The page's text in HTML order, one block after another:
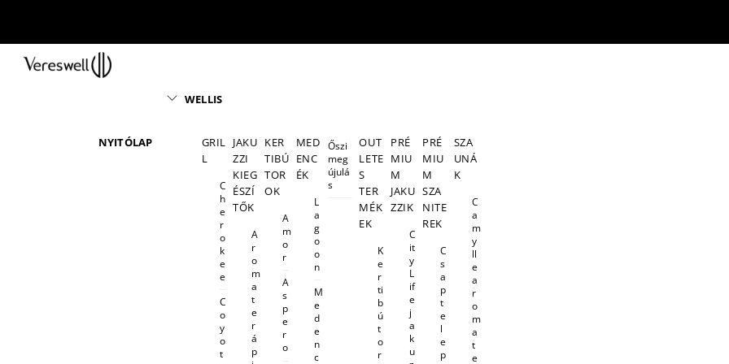
content
NYITÓLAP
WELLIS
GRIL
L
C
h
e
r
o
k
e
e
C
o
y
o
t
JAKU
ZZI
KIEG
ÉSZÍ
TŐK
A
r
o
m
a
t
e
r
á
p
KER
TIBÚ
TOR
OK
A
m
o
r
A
s
p
e
r
o
MED
ENC
ÉK
L
a
g
o
o
n
M
e
d
e
n
c
Őszi
meg
újulá
s
OUT
LETE
S
TER
MÉK
EK
K
e
r
ti
b
ú
t
o
r
PRÉ
MIU
M
JAKU
ZZIK
C
it
y
L
if
e
j
a
k
u
PRÉ
MIU
M
SZA
NITE
REK
C
s
a
p
t
e
l
e
p
SZA
UNÁ
K
C
a
m
y
ll
e
a
r
o
m
a
t
e